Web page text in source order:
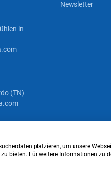
in
(TN)
Newsletter
Nr. IT00676670219
platzieren, um unsere
bieten. Für weitere Informationen zu